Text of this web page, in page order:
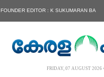
FOUNDER EDITOR : K SUKUMARAN BA
FRIDAY, 07 AUGUST 2026